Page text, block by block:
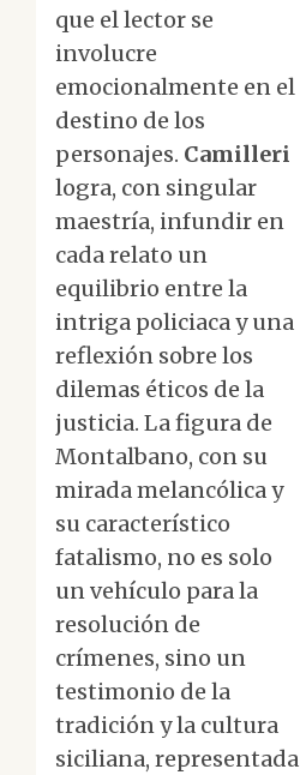
que el lector se
involucre
emocionalmente en el
destino de los
personajes. Camilleri
logra, con singular
maestría, infundir en
cada relato un
equilibrio entre la
intriga policiaca y una
reflexión sobre los
dilemas éticos de la
justicia. La figura de
Montalbano, con su
mirada melancólica y
su característico
fatalismo, no es solo
un vehículo para la
resolución de
crímenes, sino un
testimonio de la
tradición y la cultura
siciliana, representada